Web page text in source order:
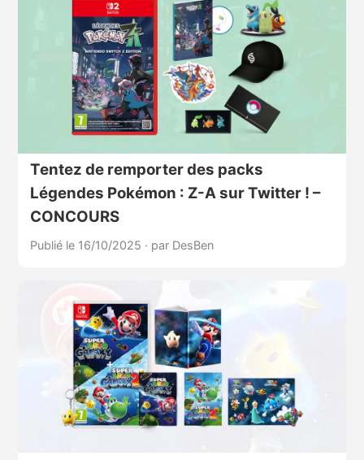
Tentez de remporter des packs
Légendes Pokémon : Z-A sur Twitter ! –
CONCOURS
Publié le 16/10/2025 · par DesBen